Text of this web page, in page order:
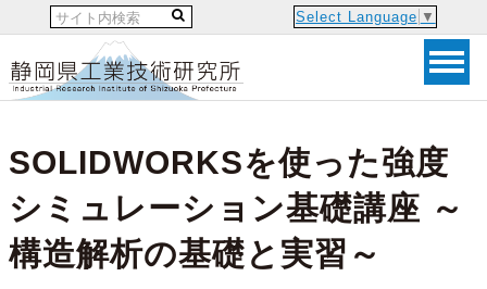
Select Language ▼
SOLIDWORKSを使った強度
シミュレーション基礎講座 ～
構造解析の基礎と実習～